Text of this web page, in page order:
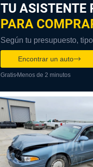
TU ASISTENTE
PARA
Según tu presupuesto,
Encontrar un auto
Gratis Menos de 2 minutos